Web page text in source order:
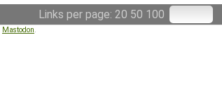
Links per page: 20 50 100
Mastodon.